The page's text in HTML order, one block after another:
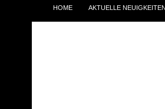
HOME
AKTUELLE